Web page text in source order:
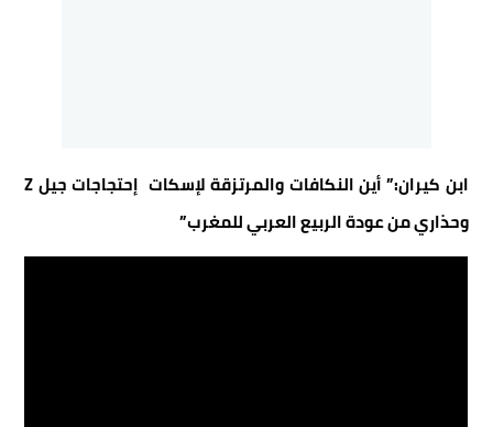
ابن كيران:” أين النكافات والمرتزقة لإسكات إحتجاجات جيل Z
وحذاري من عودة الربيع العربي للمغرب”